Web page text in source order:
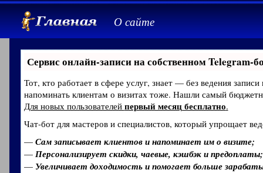
О сайте
Сервис онлайн-записи на собственном Telegram-
Тот, кто работает в сфере услуг, знает — без ведения
напоминать клиентам о визитах тоже. Нашли самый
Для новых пользователей первый месяц бесплатно.
Чат-бот для мастеров и специалистов, который упрощает
— Сам записывает клиентов и напоминает им о визите;
— Персонализирует скидки, чаевые, кэшбэк и предоплаты;
— Увеличивает доходимость и помогает больше